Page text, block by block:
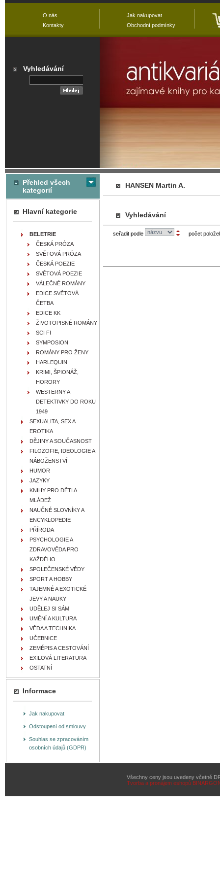
HANSEN Martin A.
Vyhledávání
seřadit podle počet
Přehled všech
kategorií
Hlavní kategorie
BELETRIE
ČESKÁ PRÓZA
SVĚTOVÁ PRÓZA
ČESKÁ POEZIE
SVĚTOVÁ POEZIE
VÁLEČNÉ ROMÁNY
EDICE SVĚTOVÁ
ČETBA
EDICE KK
ŽIVOTOPISNÉ ROMÁNY
SCI FI
SYMPOSION
ROMÁNY PRO ŽENY
HARLEQUIN
KRIMI, ŠPIONÁŽ,
HORORY
WESTERNY A
DETEKTIVKY DO ROKU
1949
SEXUALITA, SEX A
EROTIKA
DĚJINY A SOUČASNOST
FILOZOFIE, IDEOLOGIE A
NÁBOŽENSTVÍ
HUMOR
JAZYKY
KNIHY PRO DĚTI A
MLÁDEŽ
NAUČNÉ SLOVNÍKY A
ENCYKLOPEDIE
PŘÍRODA
PSYCHOLOGIE A
ZDRAVOVĚDA PRO
KAŽDÉHO
SPOLEČENSKÉ VĚDY
SPORT A HOBBY
TAJEMNÉ A EXOTICKÉ
JEVY A NAUKY
UDĚLEJ SI SÁM
UMĚNÍ A KULTURA
VĚDA A TECHNIKA
UČEBNICE
ZEMĚPIS A CESTOVÁNÍ
EXILOVÁ LITERATURA
OSTATNÍ
Informace
Jak nakupovat
Odstoupení od smlouvy
Souhlas se zpracováním
osobních údajů (GDPR)
Všechny ceny jsou uvedeny včetně
Tvorba a pronájem eshopů
O nás
Kontakty
Jak nakupovat
Obchodní podmínky
Vyhledávání